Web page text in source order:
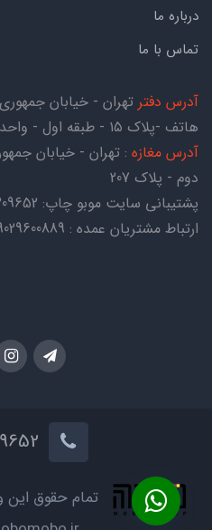
درباره ما
تماس با ما
آدرس دفتر تهران - خیابان
هاتف -پلاک ۱۵ - طبقه اول - واحد ۱
آدرس مغازه : تهران - خیابان
دوم - پلاک 207
پشتیبانی سایت موبو چاپ:
ارتباط مشتریان عمده : 09029600889
تمام حقوق